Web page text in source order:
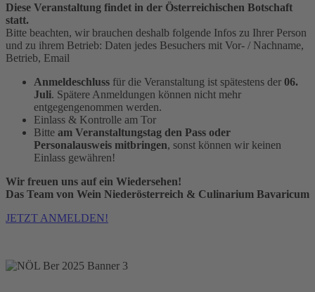
Diese Veranstaltung findet in der Österreichischen Botschaft
statt.
Bitte beachten, wir brauchen deshalb folgende Infos zu Ihrer Person
und zu ihrem Betrieb: Daten jedes Besuchers mit Vor- / Nachname,
Betrieb, Email
Anmeldeschluss für die Veranstaltung ist spätestens der 06.
Juli. Spätere Anmeldungen können nicht mehr
entgegengenommen werden.
Einlass & Kontrolle am Tor
Bitte am Veranstaltungstag den Pass oder
Personalausweis mitbringen, sonst können wir keinen
Einlass gewähren!
Wir freuen uns auf ein Wiedersehen!
Das Team von Wein Niederösterreich & Culinarium Bavaricum
JETZT ANMELDEN!